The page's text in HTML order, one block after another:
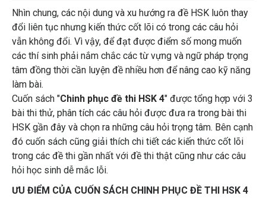
Nhìn chung, các nội dung và xu hướng ra đề HSK luôn thay
đổi liên tục nhưng kiến thức cốt lõi có trong các câu hỏi
vẫn không đổi. Vì vậy, để đạt được điểm số mong muốn
các thí sinh phải nắm chắc các từ vựng và ngữ pháp trọng
tâm đồng thời cần luyện đề nhiều hơn để nâng cao kỹ năng
làm bài.
Cuốn sách "Chinh phục đề thi HSK 4" được tổng hợp với 3
bài thi thử, phân tích các câu hỏi được đưa ra trong bài thi
HSK gần đây và chọn ra những câu hỏi trọng tâm. Bên cạnh
đó cuốn sách cũng giải thích chi tiết các kiến thức cốt lõi
trong các đề thi gần nhất với đề thi thật cũng như các câu
hỏi học sinh dễ mắc lỗi.
ƯU ĐIỂM CỦA CUỐN SÁCH CHINH PHỤC ĐỀ THI HSK 4